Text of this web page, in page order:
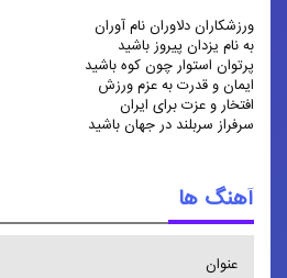
ورزشکاران دلاوران نام آوران
به نام یزدان پیروز باشید
پرتوان استوار چون کوه باشید
ایمان و قدرت به عزم ورزش
افتخار و عزت برای ایران
سرفراز سربلند در جهان باشید
آهنگ ها
عنوان